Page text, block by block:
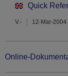
Quick
V.- 12-Mar-2004
Online-